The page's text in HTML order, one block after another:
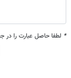
* لطفا حاصل عبارت را در